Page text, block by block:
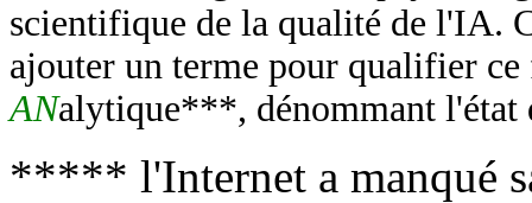
scientifique de la qualité de l'IA.
ajouter un terme pour qualifier
ANalytique***, dénommant l'état
***** l'Internet a manqué